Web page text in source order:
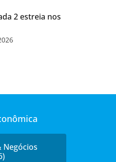
2 estreia nos
Negócios